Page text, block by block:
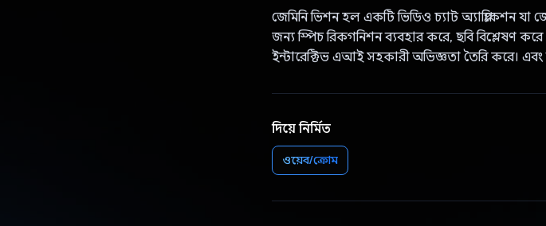
জেমিনি ভিশন হল একটি ভিডিও চ্যাট অ্যাপ্লিকেশন
জন্য স্পিচ রিকগনিশন ব্যবহার করে, ছবি বিশ্লেষণ
ইন্টারেক্টিভ এআই সহকারী অভিজ্ঞতা তৈরি করে।
দিয়ে নির্মিত
ওয়েব/ক্রোম